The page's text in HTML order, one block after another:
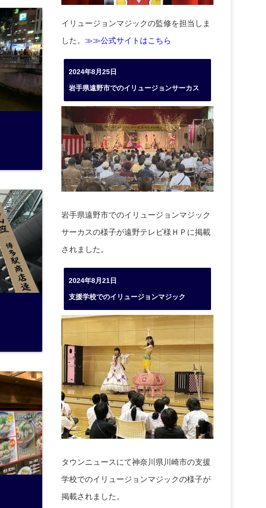
イリュージョンマジックの監修を担当しま
した。 ≫≫公式サイトはこちら
2024年8月25日
岩手県遠野市でのイリュージョンサーカス
岩手県遠野市でのイリュージョンマジック
サーカスの様子が遠野テレビ様ＨＰに掲載
されました。
2024年8月21日
支援学校でのイリュージョンマジック
タウンニュースにて神奈川県川崎市の支援
学校でのイリュージョンマジックの様子が
掲載されました。